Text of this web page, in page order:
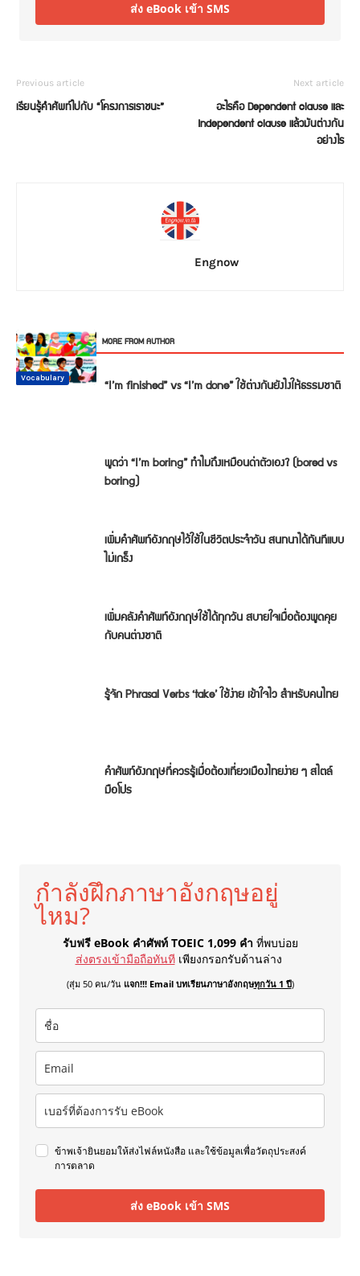
ส่ง eBook เข้า SMS
Previous article
เรียนรู้คำศัพท์ไปกับ “โครงการเราชนะ”
Next article
อะไรคือ Dependent clause และ
Independent clause แล้วมันต่างกัน
อย่างไร
Engnow
RELATED ARTICLES MORE FROM AUTHOR
Conversation “I’m finished” vs “I’m done” ใช้ต่างกันยังไงให้ธรรมชาติ
Vocabulary
พูดว่า “I’m boring” ทำไมถึงเหมือนด่าตัวเอง? (bored vs
boring)
Vocabulary
เพิ่มคำศัพท์อังกฤษไว้ใช้ในชีวิตประจำวัน สนทนาได้ทันทีแบบ
ไม่เกร็ง
Vocabulary
เพิ่มคลังคำศัพท์อังกฤษใช้ได้ทุกวัน สบายใจเมื่อต้องพูดคุย
กับคนต่างชาติ
Vocabulary
รู้จัก Phrasal Verbs ‘take’ ใช้ง่าย เข้าใจไว สำหรับคนไทย
Vocabulary
คำศัพท์อังกฤษที่ควรรู้เมื่อต้องเที่ยวเมืองไทยง่าย ๆ สไตล์
มือโปร
กำลังฝึกภาษาอังกฤษอยู่
ไหม?
รับฟรี eBook คำศัพท์ TOEIC 1,099 คำ ที่พบบ่อย
ส่งตรงเข้ามือถือทันที เพียงกรอกรับด้านล่าง
(สุ่ม 50 คน/วัน แจก!!! Email บทเรียนภาษาอังกฤษทุกวัน 1 ปี)
ข้าพเจ้ายินยอมให้ส่งไฟล์หนังสือ และใช้ข้อมูลเพื่อวัตถุประสงค์
การตลาด
ส่ง eBook เข้า SMS